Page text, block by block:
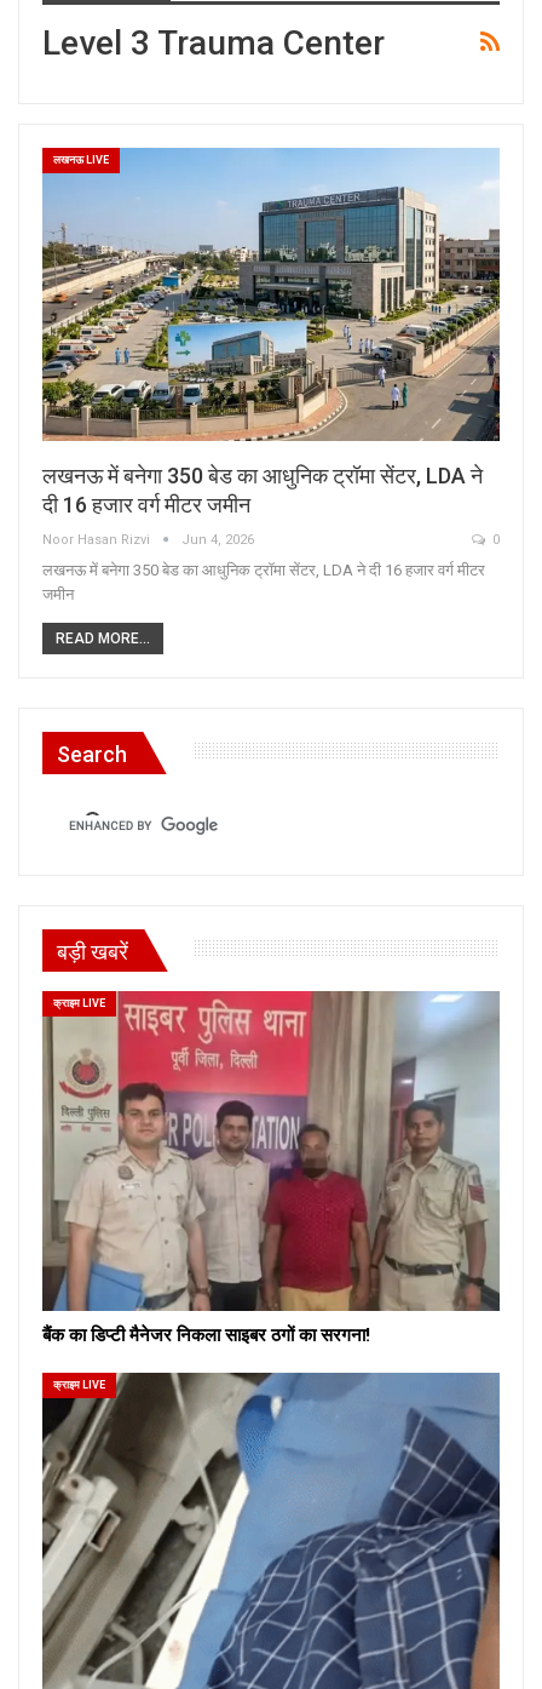
Level 3 Trauma Center
लखनऊ LIVE
लखनऊ में बनेगा 350 बेड का आधुनिक ट्रॉमा सेंटर, LDA ने
दी 16 हजार वर्ग मीटर जमीन
Noor Hasan Rizvi Jun 4, 2026 0
लखनऊ में बनेगा 350 बेड का आधुनिक ट्रॉमा सेंटर, LDA ने दी 16 हजार वर्ग मीटर
जमीन
READ MORE...
Search
बड़ी खबरें
क्राइम LIVE
बैंक का डिप्टी मैनेजर निकला साइबर ठगों का सरगना!
क्राइम LIVE